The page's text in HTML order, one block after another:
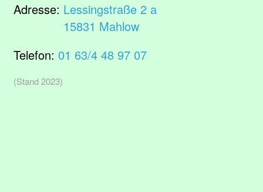
Adresse: Lessingstraße 2 a
15831 Mahlow
Telefon: 01 63/4 48 97 07
(Stand 2023)